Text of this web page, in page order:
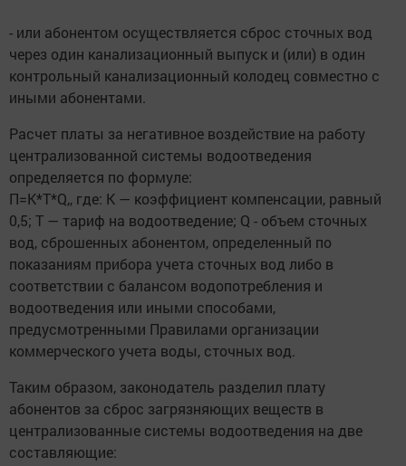
- или абонентом осуществляется сброс сточных вод
через один канализационный выпуск и (или) в один
контрольный канализационный колодец совместно с
иными абонентами.
Расчет платы за негативное воздействие на работу
централизованной системы водоотведения
определяется по формуле:
П=K*T*Q,, где: К — коэффициент компенсации, равный
0,5; Т — тариф на водоотведение; Q - объем сточных
вод, сброшенных абонентом, определенный по
показаниям прибора учета сточных вод либо в
соответствии с балансом водопотребления и
водоотведения или иными способами,
предусмотренными Правилами организации
коммерческого учета воды, сточных вод.
Таким образом, законодатель разделил плату
абонентов за сброс загрязняющих веществ в
централизованные системы водоотведения на две
составляющие: